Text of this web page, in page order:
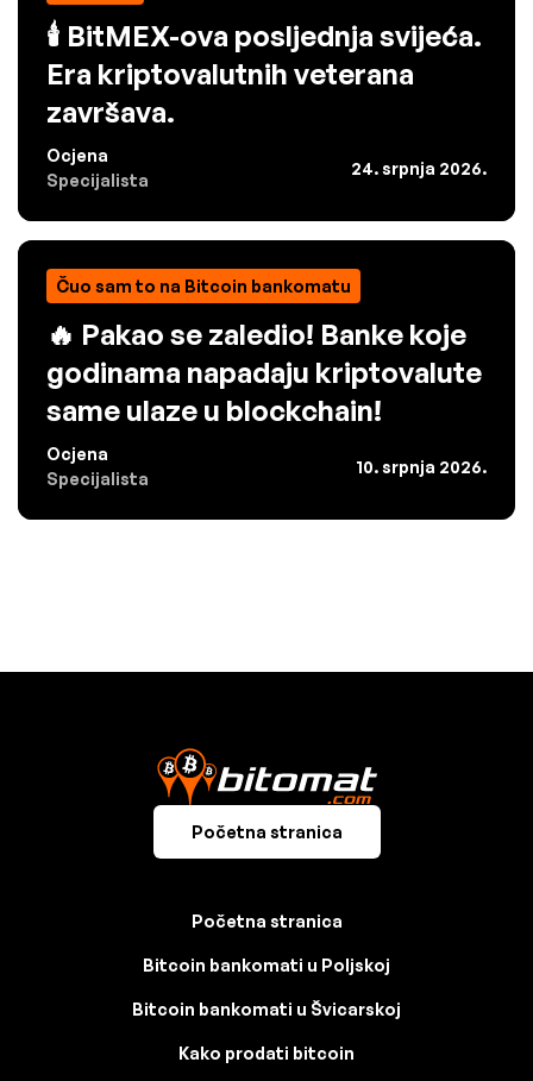
🕯️ BitMEX-ova posljednja svijeća.
Era kriptovalutnih veterana
završava.
Ocjena
Specijalista
24. srpnja 2026.
Čuo sam to na Bitcoin bankomatu
🔥 Pakao se zaledio! Banke koje
godinama napadaju kriptovalute
same ulaze u blockchain!
Ocjena
Specijalista
10. srpnja 2026.
Početna stranica
Početna stranica
Bitcoin bankomati u Poljskoj
Bitcoin bankomati u Švicarskoj
Kako prodati bitcoin